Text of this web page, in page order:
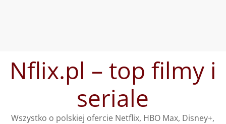
treściNflix.pl – top filmy i
seriale
Wszystko o polskiej ofercie Netflix, HBO Max, Disney+,